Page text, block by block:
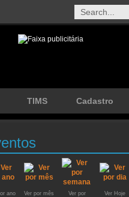
TIMS Cadastro
ano Ver por mês
Ver por
Ver Hoje